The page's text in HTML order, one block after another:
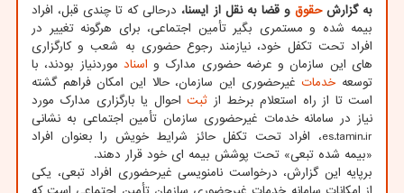
به گزارشحقوق و قضا به نقل از ایسنا، درحالی که تا چندی قبل، افراد
بیمه شده و مستمری بگیر تأمین اجتماعی، برای هرگونه تغییر در
افراد تحت تکفل خود، نیازمند رجوع حضوری به شعب و کارگزاری
های این سازمان و عرضه حضوری مدارک و اسناد موردنیاز بودند، با
توسعه خدمات غیرحضوری این سازمان، حالا این امکان فراهم گشته
است تا از راه استعلام برخط از ثبتاحوال یا بارگزاری مدارک مورد
نیاز در سامانه خدمات غیرحضوری سازمان تأمین اجتماعی به نشانی
es.tamin.ir، افراد تحت تکفل حائز شرایط خویش را بعنوان افراد
«بیمه شده تبعی» تحت پوشش بیمه ای خود قرار دهند.
برپایه این گزارش، درخواست نامنویسی غیرحضوری افراد تبعی، یکی